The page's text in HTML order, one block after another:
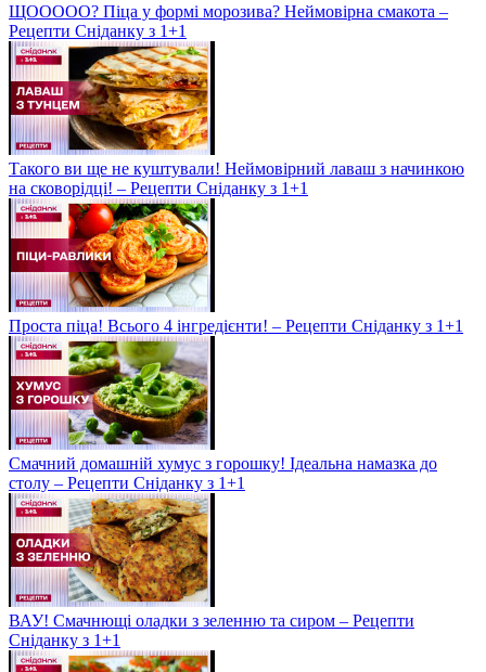
ЩООООО? Піца у формі морозива? Неймовірна смакота –
Рецепти Сніданку з 1+1
Такого ви ще не куштували! Неймовірний лаваш з начинкою
на сковорідці! – Рецепти Сніданку з 1+1
Проста піца! Всього 4 інгредієнти! – Рецепти Сніданку з 1+1
Смачний домашній хумус з горошку! Ідеальна намазка до
столу – Рецепти Сніданку з 1+1
ВАУ! Смачнющі оладки з зеленню та сиром – Рецепти
Сніданку з 1+1